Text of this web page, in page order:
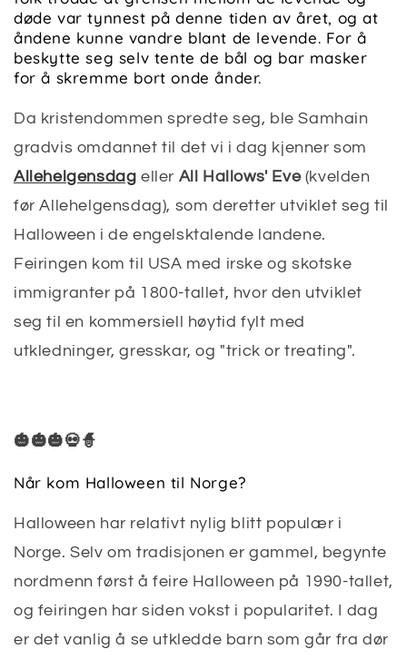
døde var tynnest på denne tiden av året, og at
åndene kunne vandre blant de levende. For å
beskytte seg selv tente de bål og bar masker
for å skremme bort onde ånder.
Da kristendommen spredte seg, ble Samhain
gradvis omdannet til det vi i dag kjenner som
Allehelgensdag eller All Hallows' Eve(kvelden
før Allehelgensdag), som deretter utviklet seg til
Halloween i de engelsktalende landene.
Feiringen kom til USA med irske og skotske
immigranter på 1800-tallet, hvor den utviklet
seg til en kommersiell høytid fylt med
utkledninger, gresskar, og "trick or treating".
🎃🎃🎃💀🧙
Når kom Halloween til Norge?
Halloween har relativt nylig blitt populær i
Norge. Selv om tradisjonen er gammel, begynte
nordmenn først å feire Halloween på 1990-tallet,
og feiringen har siden vokst i popularitet. I dag
er det vanlig å se utkledde barn som går fra dør